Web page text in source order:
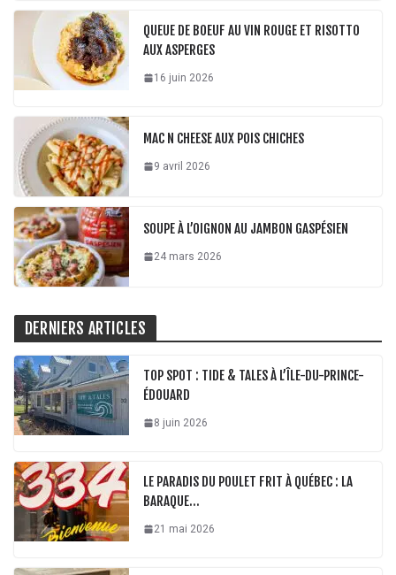
QUEUE DE BOEUF AU VIN ROUGE ET RISOTTO
AUX ASPERGES
16 juin 2026
MAC N CHEESE AUX POIS CHICHES
9 avril 2026
SOUPE À L’OIGNON AU JAMBON GASPÉSIEN
24 mars 2026
DERNIERS ARTICLES
TOP SPOT : TIDE & TALES À L’ÎLE-DU-PRINCE-
ÉDOUARD
8 juin 2026
LE PARADIS DU POULET FRIT À QUÉBEC : LA
BARAQUE…
21 mai 2026